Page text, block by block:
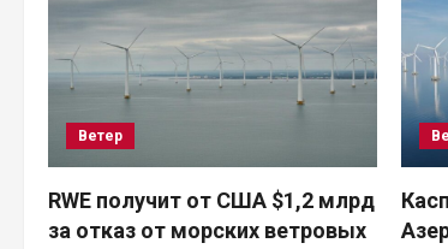
ц
я
п
Ветер
RWE получит от США $1,2 млрд
за отказ от морских ветровых